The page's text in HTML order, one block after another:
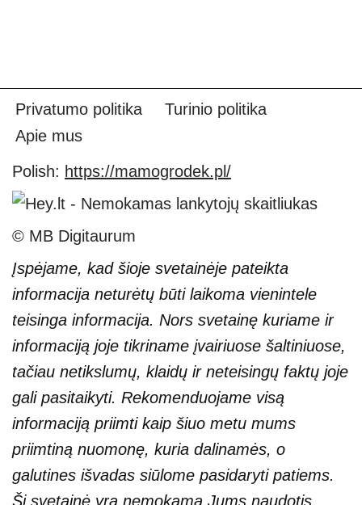
Privatumo politika
Turinio politika
Apie mus
Polish: https://mamogrodek.pl/
© MB Digitaurum
Įspėjame, kad šioje svetainėje pateikta
informacija neturėtų būti laikoma vienintele
teisinga informacija. Nors svetainę kuriame ir
informaciją joje tikriname įvairiuose šaltiniuose,
tačiau netikslumų, klaidų ir neteisingų faktų joje
gali pasitaikyti. Rekomenduojame visą
informaciją priimti kaip šiuo metu mums
priimtiną nuomonę, kuria dalinamės, o
galutines išvadas siūlome pasidaryti patiems.
Ši svetainė yra nemokama Jums naudotis,